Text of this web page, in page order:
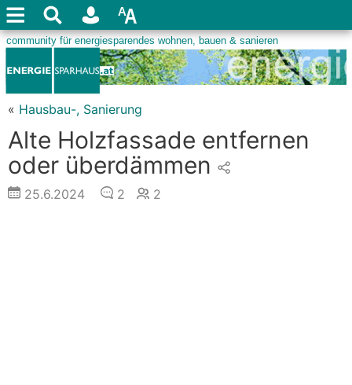
« Hausbau-, Sanierung
Alte Holzfassade entfernen
oder überdämmen
25.6.2024 2 2